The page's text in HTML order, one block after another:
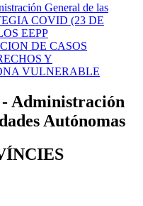
General de las
COVID (23 DE
EEPP
DE CASOS
Y
VULNERABLE
Administración
Autónomas